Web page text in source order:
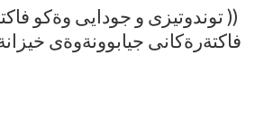
(( توندوتيزى و جودايى وةكو
فاكتةرةكانى جيابوونةوةى